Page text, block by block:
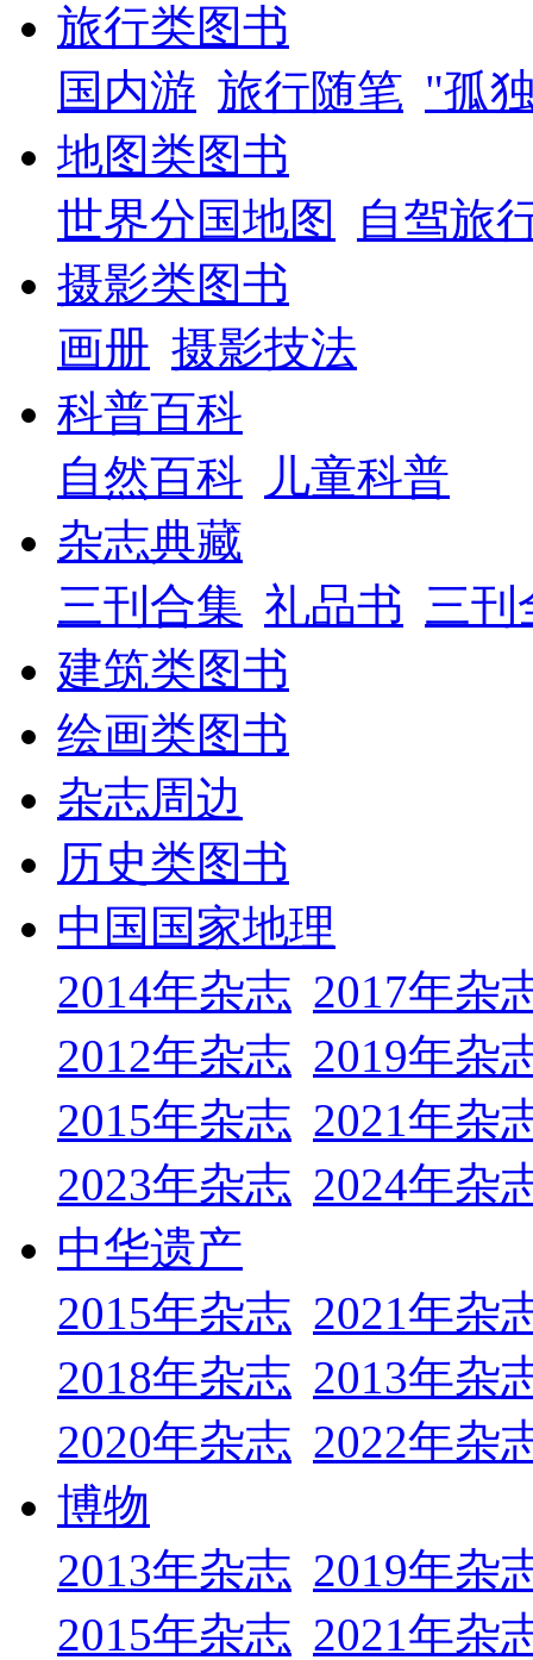
旅行类图书
国内游 旅行随笔 "孤
地图类图书
世界分国地图
自驾旅
摄影类图书
画册 摄影技法
科普百科
自然百科
儿童科普
杂志典藏
三刊合集 礼品书 三刊
建筑类图书
绘画类图书
杂志周边
历史类图书
中国国家地理
2014年杂志 2017年杂
2012年杂志 2019年杂
2015年杂志 2021年杂
2023年杂志 2024年杂
中华遗产
2015年杂志 2021年杂
2018年杂志 2013年杂
2020年杂志 2022年杂
博物
2013年杂志 2019年杂
2015年杂志 2021年杂